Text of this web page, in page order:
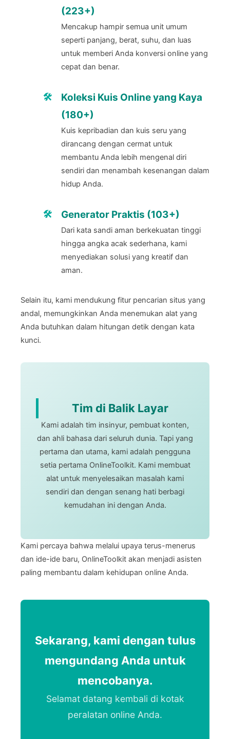
(223+)
Mencakup hampir semua unit umum
seperti panjang, berat, suhu, dan luas
untuk memberi Anda konversi online yang
cepat dan benar.
Koleksi Kuis Online yang Kaya
(180+)
Kuis kepribadian dan kuis seru yang
dirancang dengan cermat untuk
membantu Anda lebih mengenal diri
sendiri dan menambah kesenangan dalam
hidup Anda.
Generator Praktis (103+)
Dari kata sandi aman berkekuatan tinggi
hingga angka acak sederhana, kami
menyediakan solusi yang kreatif dan
aman.
Selain itu, kami mendukung fitur pencarian situs yang
andal, memungkinkan Anda menemukan alat yang
Anda butuhkan dalam hitungan detik dengan kata
kunci.
Tim di Balik Layar
Kami adalah tim insinyur, pembuat konten,
dan ahli bahasa dari seluruh dunia. Tapi yang
pertama dan utama, kami adalah pengguna
setia pertama OnlineToolkit. Kami membuat
alat untuk menyelesaikan masalah kami
sendiri dan dengan senang hati berbagi
kemudahan ini dengan Anda.
Kami percaya bahwa melalui upaya terus-menerus
dan ide-ide baru, OnlineToolkit akan menjadi asisten
paling membantu dalam kehidupan online Anda.
Sekarang, kami dengan tulus
mengundang Anda untuk
mencobanya.
Selamat datang kembali di kotak
peralatan online Anda.